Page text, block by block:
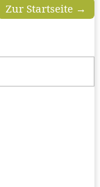
Zur Startseite →